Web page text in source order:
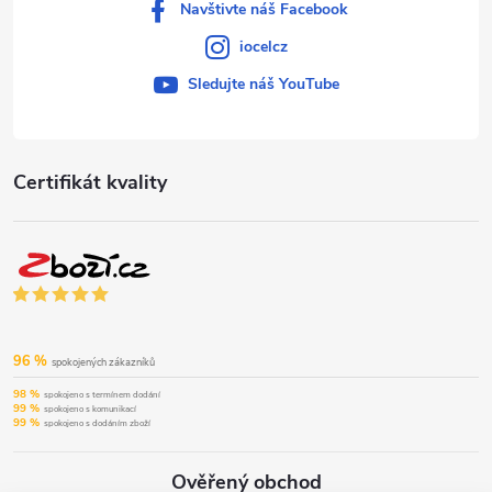
Certifikát kvality
96 % spokojených zákazníků
98 % spokojeno s termínem dodání
99 % spokojeno s komunikací
99 % spokojeno s dodáním zboží
Ověřený obchod
Navštivte náš Facebook
iocelcz
Sledujte náš YouTube